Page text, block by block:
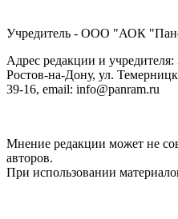
Учредитель - ООО "АОК
Адрес редакции и учредителя:
Ростов-на-Дону, ул.
39-16, email: info@panram.ru
Мнение редакции может не
авторов.
При использовании